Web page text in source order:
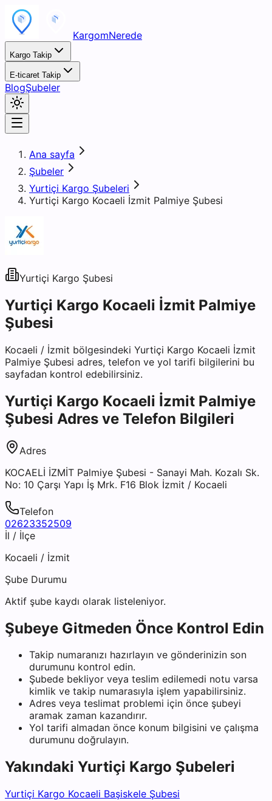
KargomNerede
Kargo Takip
E-ticaret Takip
BlogŞubeler
Ana sayfa
Şubeler
Yurtiçi Kargo Şubeleri
Yurtiçi Kargo Kocaeli İzmit Palmiye Şubesi
Yurtiçi Kargo Şubesi
Yurtiçi Kargo Kocaeli İzmit Palmiye
Şubesi
Kocaeli / İzmit bölgesindeki Yurtiçi Kargo Kocaeli İzmit
Palmiye Şubesi adres, telefon ve yol tarifi bilgilerini bu
sayfadan kontrol edebilirsiniz.
Yurtiçi Kargo Kocaeli İzmit Palmiye
Şubesi Adres ve Telefon Bilgileri
Adres
KOCAELİ İZMİT Palmiye Şubesi - Sanayi Mah. Kozalı Sk.
No: 10 Çarşı Yapı İş Mrk. F16 Blok İzmit / Kocaeli
Telefon
02623352509
İl / İlçe
Kocaeli / İzmit
Şube Durumu
Aktif şube kaydı olarak listeleniyor.
Şubeye Gitmeden Önce Kontrol Edin
Takip numaranızı hazırlayın ve gönderinizin son
durumunu kontrol edin.
Şubede bekliyor veya teslim edilemedi notu varsa
kimlik ve takip numarasıyla işlem yapabilirsiniz.
Adres veya teslimat problemi için önce şubeyi
aramak zaman kazandırır.
Yol tarifi almadan önce konum bilgisini ve çalışma
durumunu doğrulayın.
Yakındaki Yurtiçi Kargo Şubeleri
Yurtiçi Kargo Kocaeli Başiskele Şubesi